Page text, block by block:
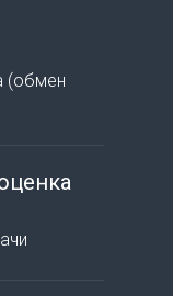
(обмен